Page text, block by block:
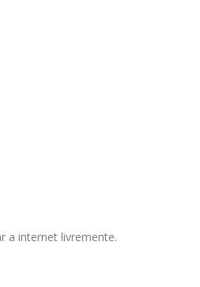
a internet livremente.